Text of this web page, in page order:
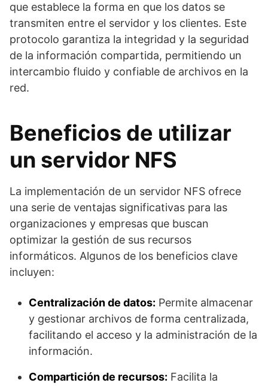
que establece la forma en que los datos se
transmiten entre el servidor y los clientes. Este
protocolo garantiza la integridad y la seguridad
de la información compartida, permitiendo un
intercambio fluido y confiable de archivos en la
red.
Beneficios de utilizar
un servidor NFS
La implementación de un servidor NFS ofrece
una serie de ventajas significativas para las
organizaciones y empresas que buscan
optimizar la gestión de sus recursos
informáticos. Algunos de los beneficios clave
incluyen:
Centralización de datos: Permite almacenar
y gestionar archivos de forma centralizada,
facilitando el acceso y la administración de la
información.
Compartición de recursos: Facilita la